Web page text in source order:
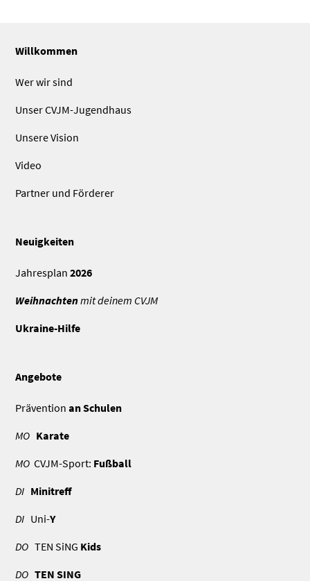
Willkommen
Wer wir sind
Unser CVJM-Jugendhaus
Unsere Vision
Video
Partner und Förderer
Neuigkeiten
Jahresplan2026
Weihnachtenmit deinem CVJM
Ukraine-Hilfe
Angebote
Präventionan Schulen
MO Karate
MO CVJM-Sport: Fußball
DI Minitreff
DI Uni-Y
DO TEN SiNG Kids
DO TEN SING